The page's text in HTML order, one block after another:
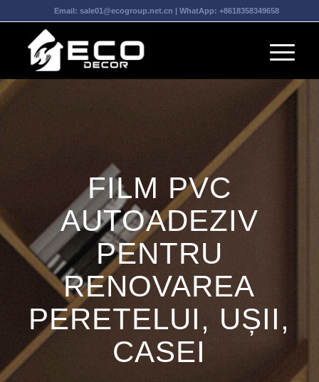
Email: sale01@ecogroup.net.cn | WhatApp: +8618358349658
FILM PVC
AUTOADEZIV
PENTRU
RENOVAREA
PERETELUI, UȘII,
CASEI